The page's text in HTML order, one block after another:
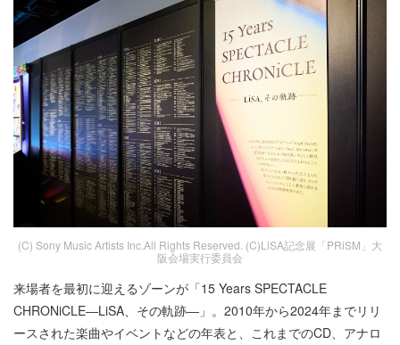
(C) Sony Music Artists Inc.All Rights Reserved. (C)LiSA記念展「PRiSM」大
阪会場実行委員会
来場者を最初に迎えるゾーンが「15 Years SPECTACLE
CHRONiCLE―LiSA、その軌跡―」。2010年から2024年までリリ
ースされた楽曲やイベントなどの年表と、これまでのCD、アナロ